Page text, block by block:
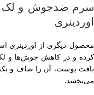
اوردینری
محصول دیگری از
کرده و در کاهش جوش‌ها و
بافت پوست، آن را صاف و
می‌بخشد.